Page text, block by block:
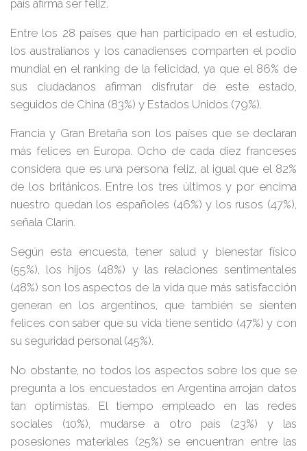
país afirma ser feliz.
Entre los 28 países que han participado en el estudio,
los australianos y los canadienses comparten el podio
mundial en el ranking de la felicidad, ya que el 86% de
sus ciudadanos afirman disfrutar de este estado,
seguidos de China (83%) y Estados Unidos (79%).
Francia y Gran Bretaña son los países que se declaran
más felices en Europa. Ocho de cada diez franceses
considera que es una persona feliz, al igual que el 82%
de los británicos. Entre los tres últimos y por encima
nuestro quedan los españoles (46%) y los rusos (47%),
señala Clarín.
Según esta encuesta, tener salud y bienestar físico
(55%), los hijos (48%) y las relaciones sentimentales
(48%) son los aspectos de la vida que más satisfacción
generan en los argentinos, que también se sienten
felices con saber que su vida tiene sentido (47%) y con
su seguridad personal (45%).
No obstante, no todos los aspectos sobre los que se
pregunta a los encuestados en Argentina arrojan datos
tan optimistas. El tiempo empleado en las redes
sociales (10%), mudarse a otro país (23%) y las
posesiones materiales (25%) se encuentran entre las